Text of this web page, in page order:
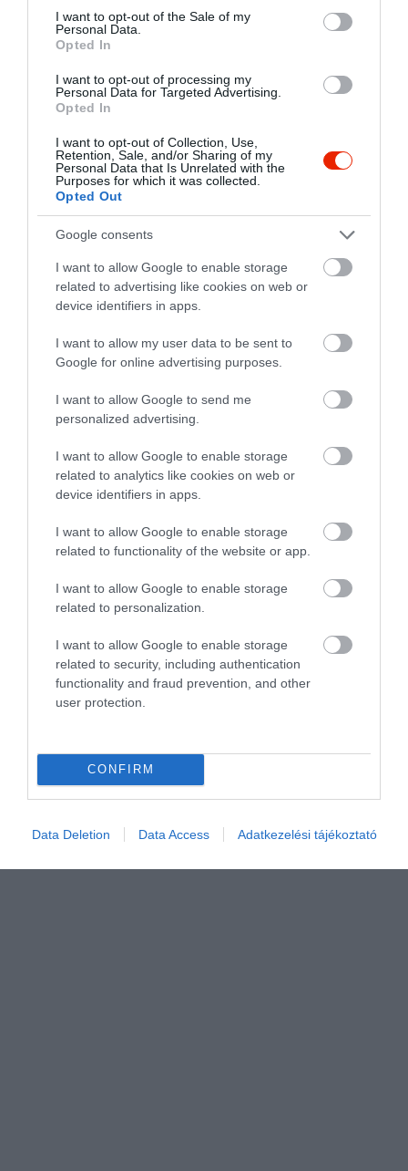
consent section.
I want to opt-out of the Sale of my
Personal Data.
Opted In
I want to opt-out of processing my
Personal Data for Targeted Advertising.
Opted In
I want to opt-out of Collection, Use,
Retention, Sale, and/or Sharing of my
Personal Data that Is Unrelated with the
Purposes for which it was collected.
Opted Out
Google consents
I want to allow Google to enable storage
related to advertising like cookies on web or
device identifiers in apps.
I want to allow my user data to be sent to
Google for online advertising purposes.
I want to allow Google to send me
personalized advertising.
I want to allow Google to enable storage
related to analytics like cookies on web or
device identifiers in apps.
I want to allow Google to enable storage
related to functionality of the website or app.
I want to allow Google to enable storage
related to personalization.
I want to allow Google to enable storage
related to security, including authentication
functionality and fraud prevention, and other
user protection.
CONFIRM
Data Deletion Data Access Adatkezelési tájékoztató
Értékelések Értékeld Te is
4.0
Összesen 2
5 1
3 1
2 0
1 0
cs...@freemail.hu
elvis él- ételekkel pedig eddig
nem találkoztam az amigóban,
a ropi/mogyorót leszámítva.
italokkal és elvissel viszont
annál többször- üde színfolt a
hétkerből.
Értékeld Te is!
Értékelem